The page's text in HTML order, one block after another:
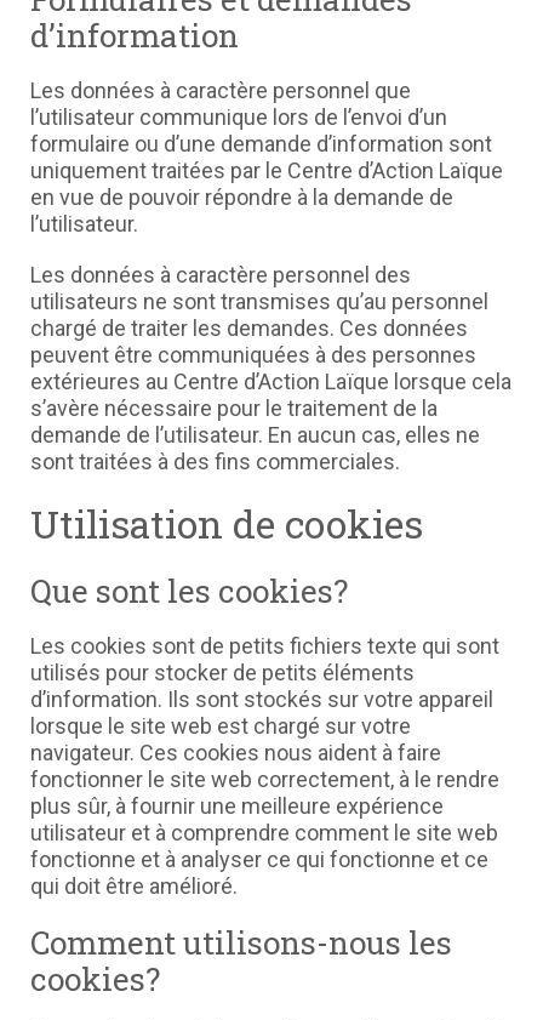
d’information
Les données à caractère personnel que
l’utilisateur communique lors de l’envoi d’un
formulaire ou d’une demande d’information sont
uniquement traitées par le Centre d’Action Laïque
en vue de pouvoir répondre à la demande de
l’utilisateur.
Les données à caractère personnel des
utilisateurs ne sont transmises qu’au personnel
chargé de traiter les demandes. Ces données
peuvent être communiquées à des personnes
extérieures au Centre d’Action Laïque lorsque cela
s’avère nécessaire pour le traitement de la
demande de l’utilisateur. En aucun cas, elles ne
sont traitées à des fins commerciales.
Utilisation de cookies
Que sont les cookies?
Les cookies sont de petits fichiers texte qui sont
utilisés pour stocker de petits éléments
d’information. Ils sont stockés sur votre appareil
lorsque le site web est chargé sur votre
navigateur. Ces cookies nous aident à faire
fonctionner le site web correctement, à le rendre
plus sûr, à fournir une meilleure expérience
utilisateur et à comprendre comment le site web
fonctionne et à analyser ce qui fonctionne et ce
qui doit être amélioré.
Comment utilisons-nous les
cookies?